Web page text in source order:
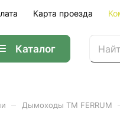
Карта проезда
Каталог
Дымоходы ТМ FERRUM